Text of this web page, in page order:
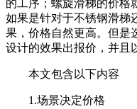
的工序；螺旋滑梯的价格
如果是针对于不锈钢滑梯
果，价格自然更高。但是
设计的效果出报价，并且
本文包含以下内容
1.场景决定价格